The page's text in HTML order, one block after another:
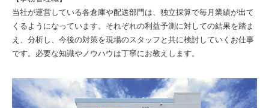
当社が運営している各倉庫や配送部門は、独立採算で毎月業績が出て
くるようになっています。それぞれの利益予測に対しての結果を踏ま
え、分析し、今後の対策を現場のスタッフと共に検討していくお仕事
です。必要な知識やノウハウは丁寧にお教えします。